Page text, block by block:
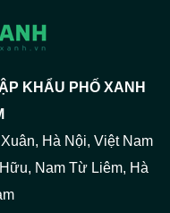
KHẨU PHỐ XANH
Hà Nội, Việt Nam
Nam Từ Liêm, Hà